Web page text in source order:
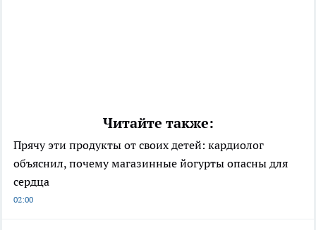
Читайте также:
Прячу эти продукты от своих детей: кардиолог
объяснил, почему магазинные йогурты опасны для
сердца
02:00